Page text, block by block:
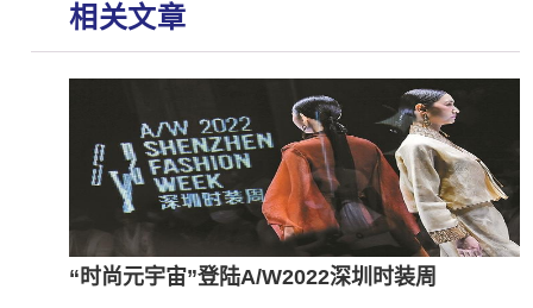
相关文章
“时尚元宇宙”登陆A/W2022深圳时装周